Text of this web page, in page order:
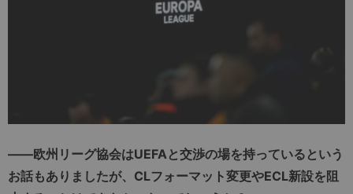
――欧州リーグ協会はUEFAと交渉の場を持っているという
お話もありましたが、CLフォーマット変更やECL新設を阻